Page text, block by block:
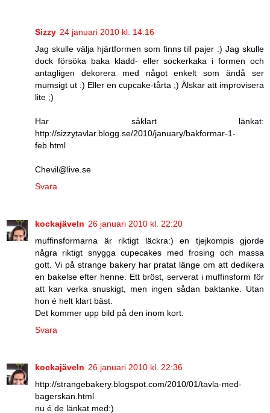
Sizzy 24 januari 2010 kl. 14:16
Jag skulle välja hjärtformen som finns till pajer :) Jag skulle
dock försöka baka kladd- eller sockerkaka i formen och
antagligen dekorera med något enkelt som ändå ser
mumsigt ut :) Eller en cupcake-tårta ;) Älskar att improvisera
lite ;)
Har såklart länkat:
http://sizzytavlar.blogg.se/2010/january/bakformar-1-
feb.html
Chevil@live.se
Svara
kockajäveln 26 januari 2010 kl. 22:20
muffinsformarna är riktigt läckra:) en tjejkompis gjorde
några riktigt snygga cupecakes med frosing och massa
gott. Vi på strange bakery har pratat länge om att dedikera
en bakelse efter henne. Ett bröst, serverat i muffinsform för
att kan verka snuskigt, men ingen sådan baktanke. Utan
hon é helt klart bäst.
Det kommer upp bild på den inom kort.
Svara
kockajäveln 26 januari 2010 kl. 22:36
http://strangebakery.blogspot.com/2010/01/tavla-med-
bagerskan.html
nu é de länkat med:)